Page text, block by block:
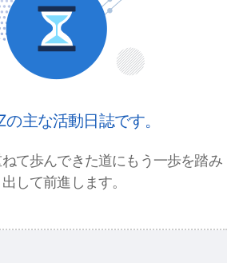
の主な活動日誌です。
て歩んできた道にもう一歩を踏み
出して前進します。